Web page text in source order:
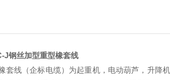
J钢丝加型重型橡套线
套线（企标电缆）为起重机，电动葫芦，升降